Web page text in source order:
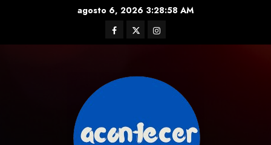
agosto 6, 2026 3:28:59 AM
Facebook
TwitterInstagram